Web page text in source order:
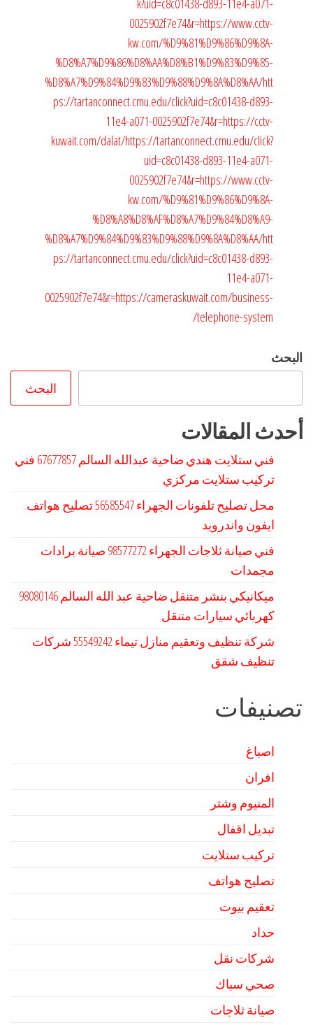
k?uid=c8c01438-d893-11e4-a071-
0025902f7e74&r=https://www.cctv-
kw.com/%D9%81%D9%86%D9%8A-
%D8%A7%D9%86%D8%AA%D8%B1%D9%83%D9%85-
%D8%A7%D9%84%D9%83%D9%88%D9%8A%D8%AA/htt
ps://tartanconnect.cmu.edu/click?uid=c8c01438-d893-
11e4-a071-0025902f7e74&r=https://cctv-
kuwait.com/dalat/https://tartanconnect.cmu.edu/click?
uid=c8c01438-d893-11e4-a071-
0025902f7e74&r=https://www.cctv-
kw.com/%D9%81%D9%86%D9%8A-
%D8%A8%D8%AF%D8%A7%D9%84%D8%A9-
%D8%A7%D9%84%D9%83%D9%88%D9%8A%D8%AA/htt
ps://tartanconnect.cmu.edu/click?uid=c8c01438-d893-
11e4-a071-
0025902f7e74&r=https://cameraskuwait.com/business-
telephone-system/
البحث
البحث
أحدث المقالات
فني ستلايت هندي ضاحية عبدالله السالم 67677857 فني
تركيب ستلايت مركزي
محل تصليح تلفونات الجهراء 56585547 تصليح هواتف
ايفون واندرويد
فني صيانة ثلاجات الجهراء 98577272 صيانة برادات
مجمدات
كهربائي سيارات متنقل
شركة تنظيف وتعقيم منازل تيماء 55549242 شركات
تنظيف شقق
تصنيفات
اصباغ
افران
المنيوم وشتر
تبديل اقفال
تركيب ستلايت
تصليح هواتف
تعقيم بيوت
حداد
شركات نقل
صحي سباك
صيانة ثلاجات